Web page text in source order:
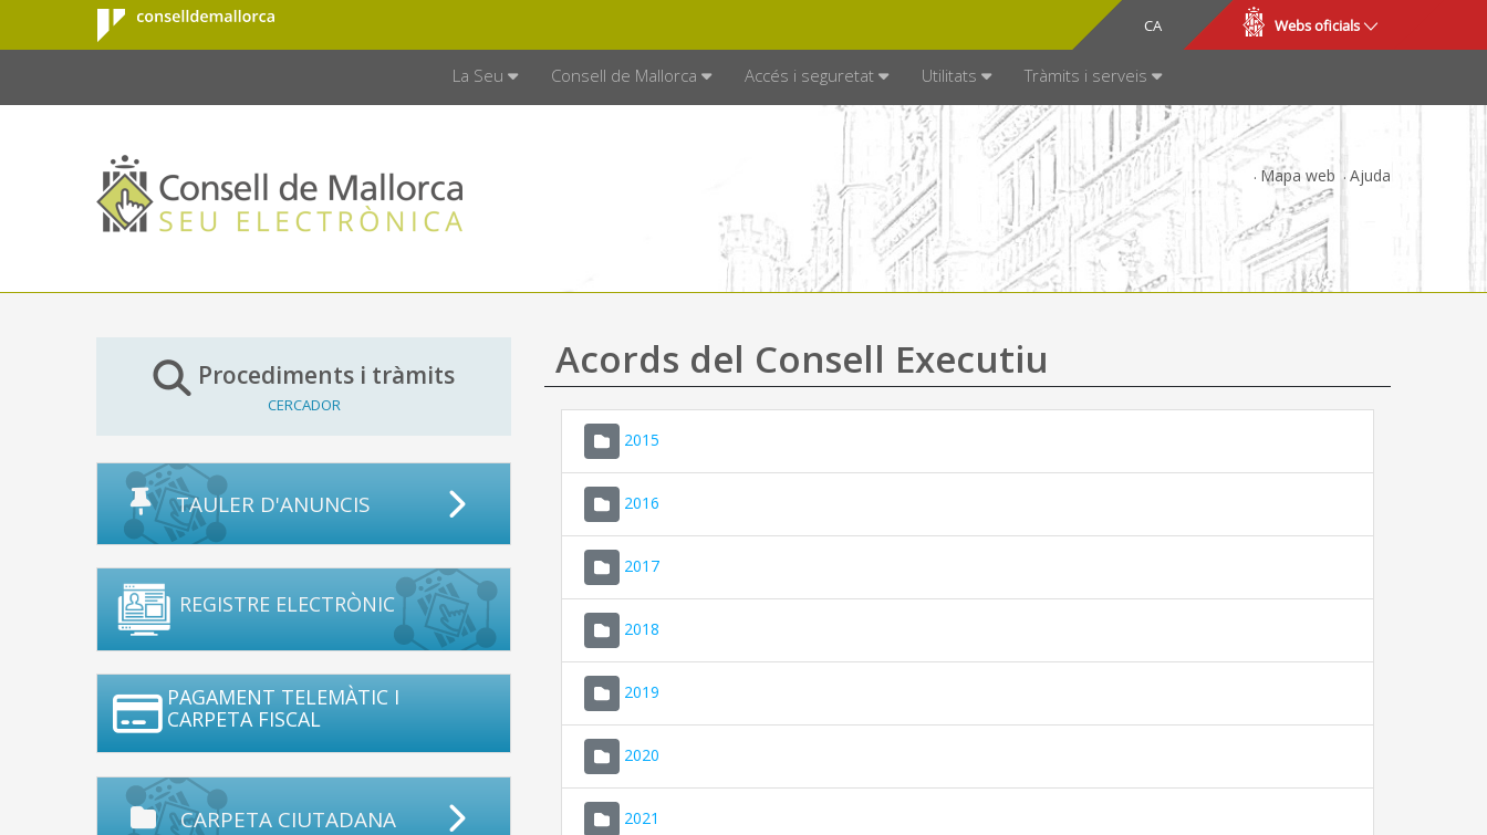
Salta al contingut principal
Consell de
Mallorca
CA
ES Webs oficials
La Seu Consell de Mallorca Accés i seguretat Utilitats Tràmits i serveis
Mapa web Ajuda
Procediments i tràmits
CERCADOR
TAULER D'ANUNCIS
REGISTRE ELECTRÒNIC
PAGAMENT TELEMÀTIC I
CARPETA FISCAL
CARPETA CIUTADANA
Acords del Consell Executiu
2015
2016
2017
2018
2019
2020
2021